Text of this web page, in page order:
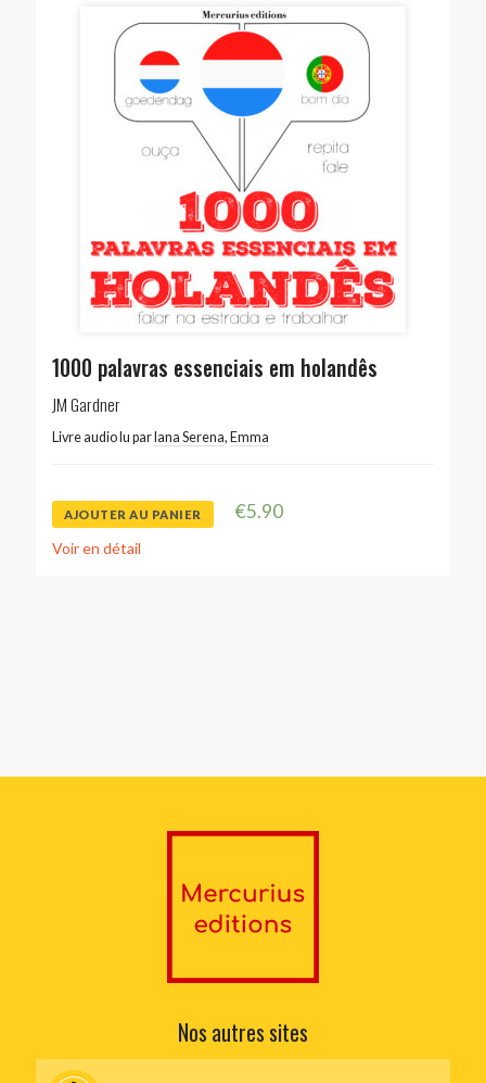
1000 palavras essenciais em holandês
JM Gardner
Livre audio lu par Iana Serena, Emma
AJOUTER AU PANIER €5.90
Voir en détail
Nos autres sites